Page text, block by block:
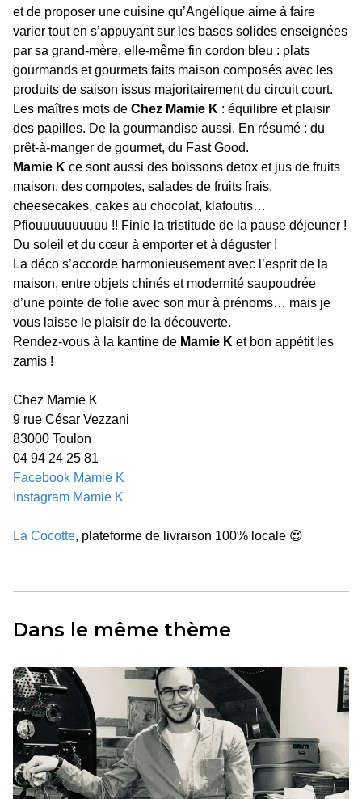
et de proposer une cuisine qu’Angélique aime à faire
varier tout en s’appuyant sur les bases solides enseignées
par sa grand-mère, elle-même fin cordon bleu : plats
gourmands et gourmets faits maison composés avec les
produits de saison issus majoritairement du circuit court.
Les maîtres mots de Chez Mamie K : équilibre et plaisir
des papilles. De la gourmandise aussi. En résumé : du
prêt-à-manger de gourmet, du Fast Good.
Mamie K ce sont aussi des boissons detox et jus de fruits
maison, des compotes, salades de fruits frais,
cheesecakes, cakes au chocolat, klafoutis…
Pfiouuuuuuuuuu !! Finie la tristitude de la pause déjeuner !
Du soleil et du cœur à emporter et à déguster !
La déco s’accorde harmonieusement avec l’esprit de la
maison, entre objets chinés et modernité saupoudrée
d’une pointe de folie avec son mur à prénoms… mais je
vous laisse le plaisir de la découverte.
Rendez-vous à la kantine de Mamie K et bon appétit les
zamis !
Chez Mamie K
9 rue César Vezzani
83000 Toulon
04 94 24 25 81
Facebook Mamie K
Instagram Mamie K
La Cocotte, plateforme de livraison 100% locale 😍
Dans le même thème